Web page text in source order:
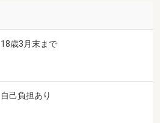
18歳3月末まで
自己負担あり